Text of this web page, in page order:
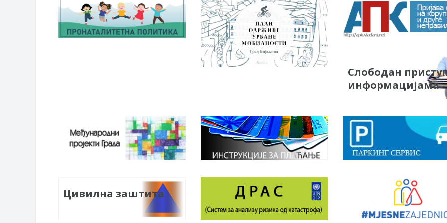
Слободан
информацијама
Цивилна заштита